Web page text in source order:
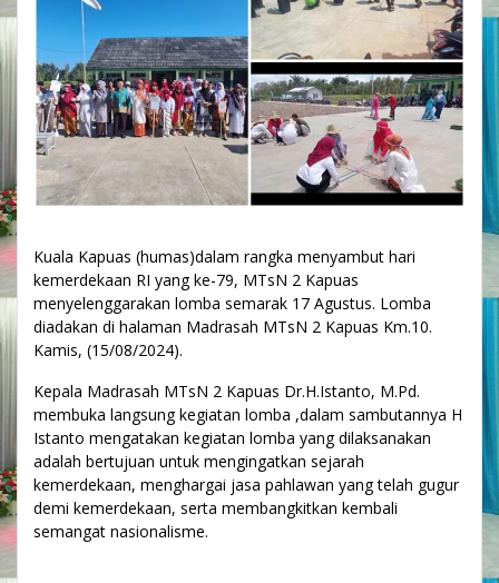
Kuala Kapuas (humas)dalam rangka menyambut hari
kemerdekaan RI yang ke-79, MTsN 2 Kapuas
menyelenggarakan lomba semarak 17 Agustus. Lomba
diadakan di halaman Madrasah MTsN 2 Kapuas Km.10.
Kamis, (15/08/2024).
Kepala Madrasah MTsN 2 Kapuas Dr.H.Istanto, M.Pd.
membuka langsung kegiatan lomba ,dalam sambutannya H
Istanto mengatakan kegiatan lomba yang dilaksanakan
adalah bertujuan untuk mengingatkan sejarah
kemerdekaan, menghargai jasa pahlawan yang telah gugur
demi kemerdekaan, serta membangkitkan kembali
semangat nasionalisme.